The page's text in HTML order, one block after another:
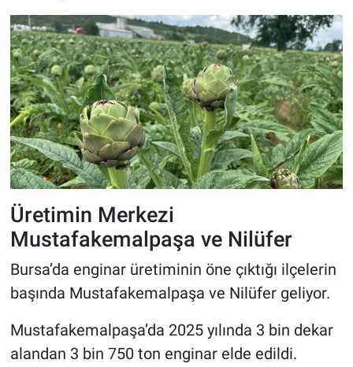
Üretimin Merkezi
Mustafakemalpaşa ve Nilüfer
Bursa’da enginar üretiminin öne çıktığı ilçelerin
başında Mustafakemalpaşa ve Nilüfer geliyor.
Mustafakemalpaşa’da 2025 yılında 3 bin dekar
alandan 3 bin 750 ton enginar elde edildi.